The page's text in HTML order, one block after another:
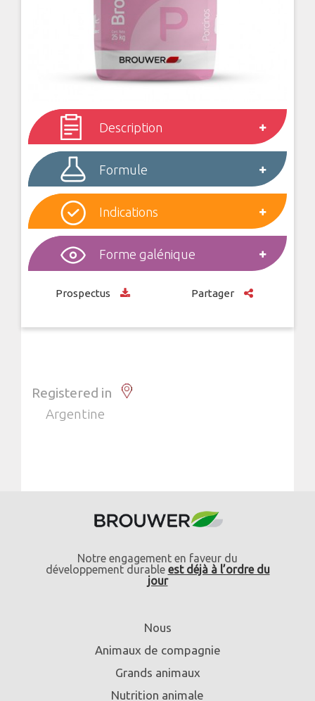
Description
Formule
Indications
Forme galénique
Prospectus Partager
Registered in
Argentine
Notre engagement en faveur du
développement durable est déjà à l’ordre du
jour
Nous
Animaux de compagnie
Grands animaux
Nutrition animale